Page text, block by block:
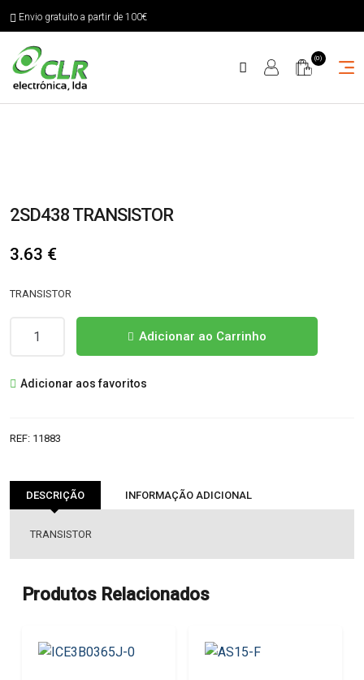
Envio gratuito a partir de 100€
(0)
2SD438 TRANSISTOR
3.63 €
TRANSISTOR
TRANSISTOR
Adicionar ao Carrinho
Adicionar aos favoritos
REF: 11883
DESCRIÇÃO INFORMAÇÃO ADICIONAL
TRANSISTOR
Produtos Relacionados